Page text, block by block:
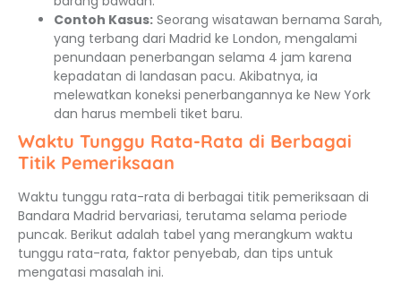
Contoh Kasus: Seorang wisatawan bernama Sarah,
yang terbang dari Madrid ke London, mengalami
penundaan penerbangan selama 4 jam karena
kepadatan di landasan pacu. Akibatnya, ia
melewatkan koneksi penerbangannya ke New York
dan harus membeli tiket baru.
Waktu Tunggu Rata-Rata di Berbagai
Titik Pemeriksaan
Waktu tunggu rata-rata di berbagai titik pemeriksaan di
Bandara Madrid bervariasi, terutama selama periode
puncak. Berikut adalah tabel yang merangkum waktu
tunggu rata-rata, faktor penyebab, dan tips untuk
mengatasi masalah ini.